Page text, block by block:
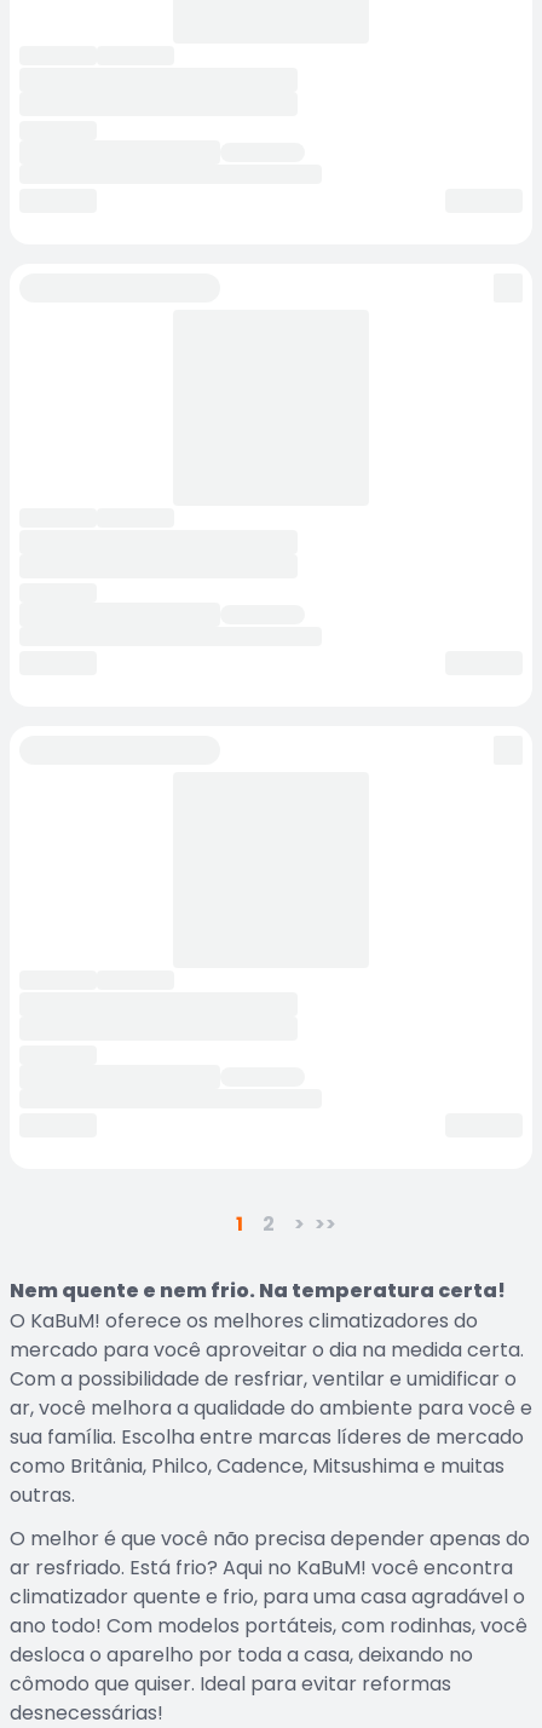
1 2 > >>
Nem quente e nem frio. Na temperatura certa!
O KaBuM! oferece os melhores climatizadores do
mercado para você aproveitar o dia na medida certa.
Com a possibilidade de resfriar, ventilar e umidificar o
ar, você melhora a qualidade do ambiente para você e
sua família. Escolha entre marcas líderes de mercado
como Britânia, Philco, Cadence, Mitsushima e muitas
outras.
O melhor é que você não precisa depender apenas do
ar resfriado. Está frio? Aqui no KaBuM! você encontra
climatizador quente e frio, para uma casa agradável o
ano todo! Com modelos portáteis, com rodinhas, você
desloca o aparelho por toda a casa, deixando no
cômodo que quiser. Ideal para evitar reformas
desnecessárias!